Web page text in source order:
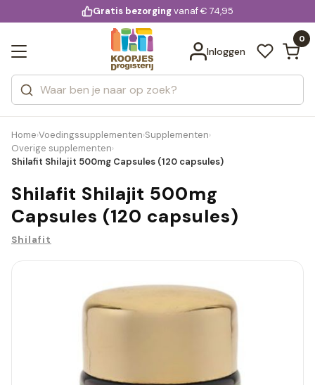
voor 20:00 uur besteld
Gratis bezorgingvanaf € 74,95
Inloggen
0
Zoeken
Categorieën
Merken
Bekijk alle resultaten
Home›Voedingssupplementen›Supplementen›
Overige supplementen›
Shilafit Shilajit 500mg Capsules (120 capsules)
Shilafit Shilajit 500mg
Capsules (120 capsules)
Shilafit